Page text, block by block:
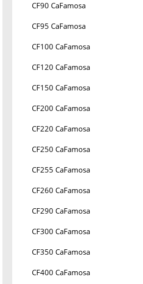
CF90 CaFamosa
CF95 CaFamosa
CF100 CaFamosa
CF120 CaFamosa
CF150 CaFamosa
CF200 CaFamosa
CF220 CaFamosa
CF250 CaFamosa
CF255 CaFamosa
CF260 CaFamosa
CF290 CaFamosa
CF300 CaFamosa
CF350 CaFamosa
CF400 CaFamosa